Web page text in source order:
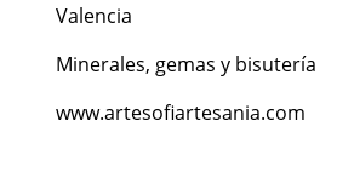
Valencia
Minerales, gemas y bisutería
www.artesofiartesania.com